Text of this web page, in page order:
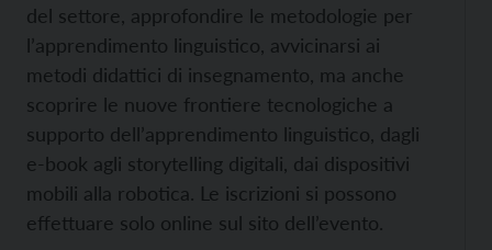
del settore, approfondire le metodologie per
l’apprendimento linguistico, avvicinarsi ai
metodi didattici di insegnamento, ma anche
scoprire le nuove frontiere tecnologiche a
supporto dell’apprendimento linguistico, dagli
e-book agli storytelling digitali, dai dispositivi
mobili alla robotica. Le iscrizioni si possono
effettuare solo online sul sito dell’evento.